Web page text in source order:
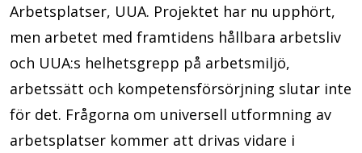
Arbetsplatser, UUA. Projektet har nu upphört,
men arbetet med framtidens hållbara arbetsliv
och UUA:s helhetsgrepp på arbetsmiljö,
arbetssätt och kompetensförsörjning slutar inte
för det. Frågorna om universell utformning av
arbetsplatser kommer att drivas vidare i